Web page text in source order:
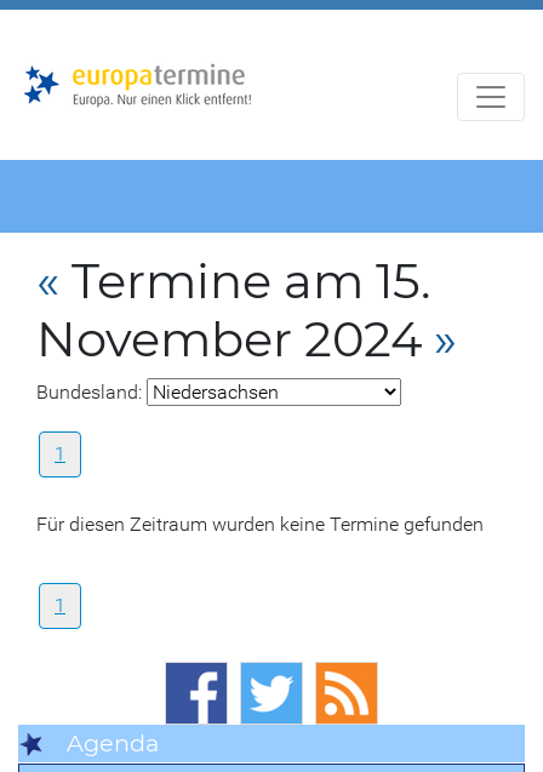
« Termine am 15.
November 2024 »
Bundesland:
1
Für diesen Zeitraum wurden keine Termine gefunden
1
Agenda